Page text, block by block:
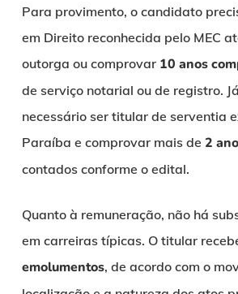
Para provimento, o candidato
em Direito reconhecida pelo MEC
outorga ou comprovar 10 anos
de serviço notarial ou de registro.
necessário ser titular de serventia
Paraíba e comprovar mais de 2
contados conforme o edital.
Quanto à remuneração, não há
em carreiras típicas. O titular
emolumentos, de acordo com o